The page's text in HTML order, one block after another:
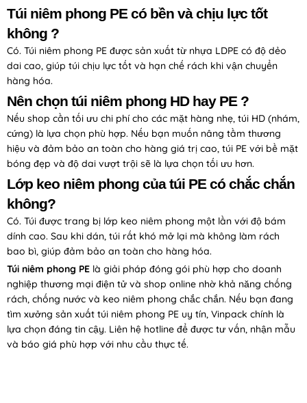
Túi niêm phong PE có bền và chịu lực tốt
không ?
Có. Túi niêm phong PE được sản xuất từ nhựa LDPE có độ dẻo
dai cao, giúp túi chịu lực tốt và hạn chế rách khi vận chuyển
hàng hóa.
Nên chọn túi niêm phong HD hay PE ?
Nếu shop cần tối ưu chi phí cho các mặt hàng nhẹ, túi HD (nhám,
cứng) là lựa chọn phù hợp. Nếu bạn muốn nâng tầm thương
hiệu và đảm bảo an toàn cho hàng giá trị cao, túi PE với bề mặt
bóng đẹp và độ dai vượt trội sẽ là lựa chọn tối ưu hơn.
Lớp keo niêm phong của túi PE có chắc chắn
không?
Có. Túi được trang bị lớp keo niêm phong một lần với độ bám
dính cao. Sau khi dán, túi rất khó mở lại mà không làm rách
bao bì, giúp đảm bảo an toàn cho hàng hóa.
Túi niêm phong PE là giải pháp đóng gói phù hợp cho doanh
nghiệp thương mại điện tử và shop online nhờ khả năng chống
rách, chống nước và keo niêm phong chắc chắn. Nếu bạn đang
tìm xưởng sản xuất túi niêm phong PE uy tín, Vinpack chính là
lựa chọn đáng tin cậy. Liên hệ hotline để được tư vấn, nhận mẫu
và báo giá phù hợp với nhu cầu thực tế.